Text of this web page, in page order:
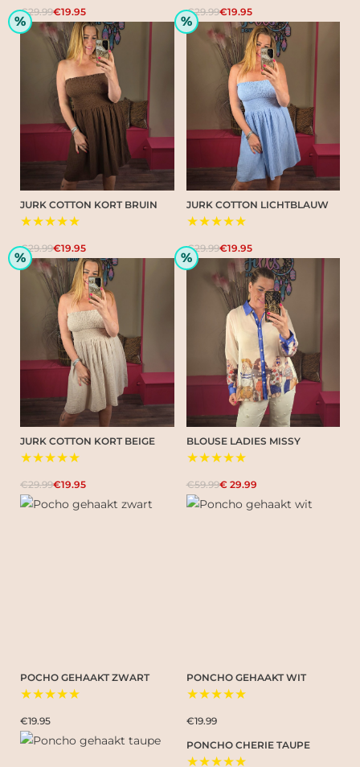
€29.99€19.95 €29.99€19.95
%
JURK COTTON KORT BRUIN
★★★★★
€29.99€19.95
%
JURK COTTON LICHTBLAUW
★★★★★
€29.99€19.95
%
JURK COTTON KORT BEIGE
★★★★★
€29.99€19.95
%
BLOUSE LADIES MISSY
★★★★★
€59.99€ 29.99
POCHO GEHAAKT ZWART
★★★★★
€19.95
PONCHO GEHAAKT WIT
★★★★★
€19.99
PONCHO CHERIE TAUPE
★★★★★